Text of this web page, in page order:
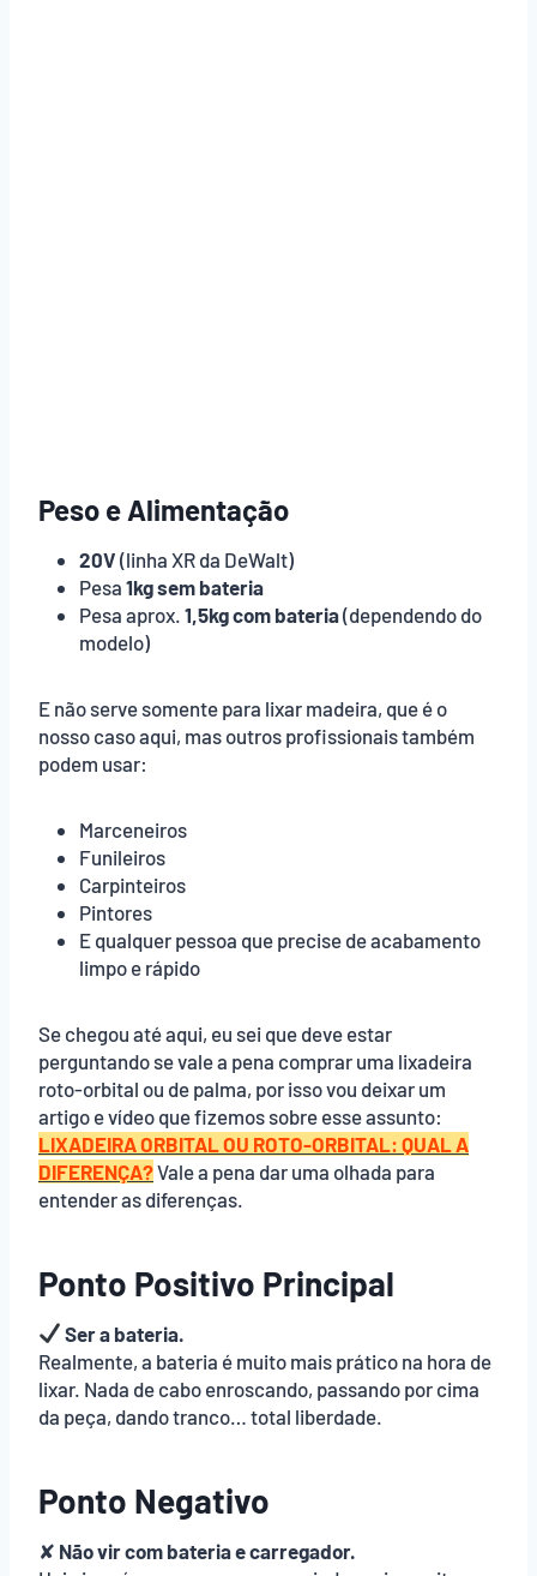
Peso e Alimentação
20V (linha XR da DeWalt)
Pesa 1kg sem bateria
Pesa aprox. 1,5kg com bateria(dependendo do
modelo)
E não serve somente para lixar madeira, que é o
nosso caso aqui, mas outros profissionais também
podem usar:
Marceneiros
Funileiros
Carpinteiros
Pintores
E qualquer pessoa que precise de acabamento
limpo e rápido
Se chegou até aqui, eu sei que deve estar
perguntando se vale a pena comprar uma lixadeira
roto-orbital ou de palma, por isso vou deixar um
artigo e vídeo que fizemos sobre esse assunto:
LIXADEIRA ORBITAL OU ROTO-ORBITAL: QUAL A
DIFERENÇA?Vale a pena dar uma olhada para
entender as diferenças.
Ponto Positivo Principal
Ser a bateria.
Realmente, a bateria é muito mais prático na hora de
lixar. Nada de cabo enroscando, passando por cima
da peça, dando tranco… total liberdade.
Ponto Negativo
✘ Não vir com bateria e carregador.